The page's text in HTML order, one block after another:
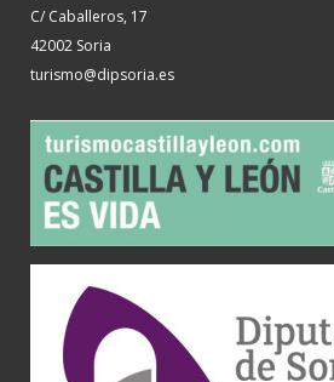
C/ Caballeros, 17
42002 Soria
turismo@dipsoria.es